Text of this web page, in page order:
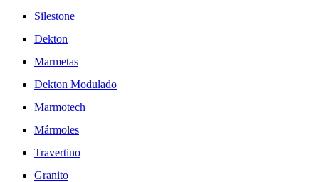
Silestone
Dekton
Marmetas
Dekton Modulado
Marmotech
Mármoles
Travertino
Granito